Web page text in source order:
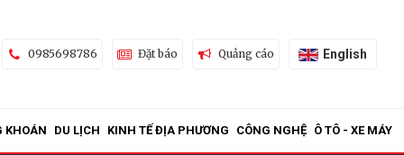
0985698786 Đặt báo Quảng cáo English
KHOÁN DU LỊCH KINH TẾ ĐỊA PHƯƠNG CÔNG NGHỆ Ô TÔ - XE MÁY